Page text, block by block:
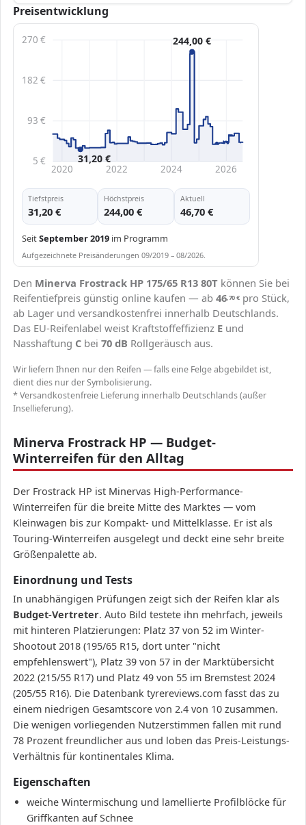
Preisentwicklung
5 €
93 €
182 €
270 €
2020 2022 2024 2026
244,00 €
31,20 €
Tiefstpreis
31,20 €
Höchstpreis
244,00 €
Aktuell
46,70 €
SeitSeptember 2019 im Programm
Aufgezeichnete Preisänderungen 09/2019 – 08/2026.
Den Minerva Frostrack HP 175/65 R13 80T können Sie bei
Reifentiefpreis günstig online kaufen — ab 46,70€ pro Stück,
ab Lager und versandkostenfrei innerhalb Deutschlands.
Das EU-Reifenlabel weist Kraftstoffeffizienz E und
Nasshaftung C bei 70 dB Rollgeräusch aus.
Wir liefern Ihnen nur den Reifen — falls eine Felge abgebildet ist,
dient dies nur der Symbolisierung.
* Versandkostenfreie Lieferung innerhalb Deutschlands (außer
Insellieferung).
Minerva Frostrack HP — Budget-
Winterreifen für den Alltag
Der Frostrack HP ist Minervas High-Performance-
Winterreifen für die breite Mitte des Marktes — vom
Kleinwagen bis zur Kompakt- und Mittelklasse. Er ist als
Touring-Winterreifen ausgelegt und deckt eine sehr breite
Größenpalette ab.
Einordnung und Tests
In unabhängigen Prüfungen zeigt sich der Reifen klar als
Budget-Vertreter. Auto Bild testete ihn mehrfach, jeweils
mit hinteren Platzierungen: Platz 37 von 52 im Winter-
Shootout 2018 (195/65 R15, dort unter "nicht
empfehlenswert"), Platz 39 von 57 in der Marktübersicht
2022 (215/55 R17) und Platz 49 von 55 im Bremstest 2024
(205/55 R16). Die Datenbank tyrereviews.com fasst das zu
einem niedrigen Gesamtscore von 2.4 von 10 zusammen.
Die wenigen vorliegenden Nutzerstimmen fallen mit rund
78 Prozent freundlicher aus und loben das Preis-Leistungs-
Verhältnis für kontinentales Klima.
Eigenschaften
weiche Wintermischung und lamellierte Profilblöcke für
Griffkanten auf Schnee